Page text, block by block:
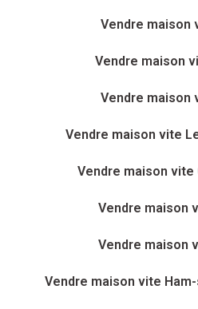
Vendre maison
Vendre maison
Vendre maison
Vendre maison vite
Vendre maison vite
Vendre maison
Vendre maison
Vendre maison vite